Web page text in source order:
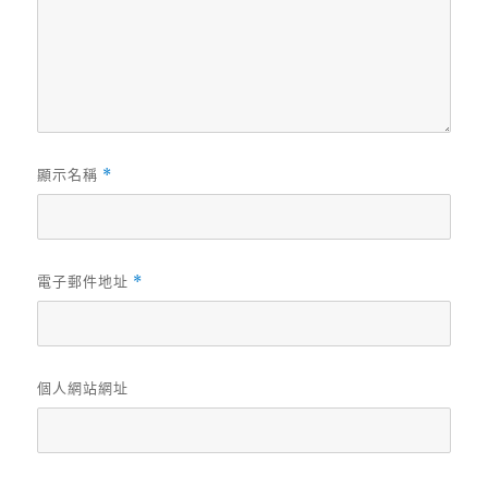
顯示名稱 *
電子郵件地址 *
個人網站網址